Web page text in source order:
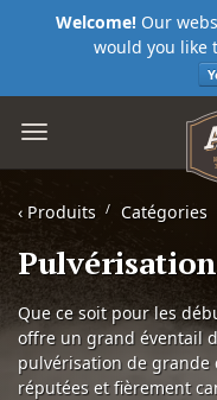
Welcome! Our
would you like
‹ Produits Catégories
Pulvérisation
Que ce soit pour les
offre un grand éventail
pulvérisation de
réputées et fièrement